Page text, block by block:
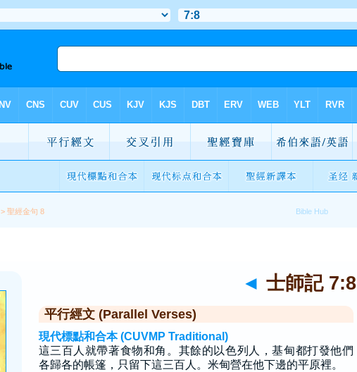
> 聖經金句 8
◄ 士師記 7:8
平行經文 (Parallel Verses)
現代標點和合本 (CUVMP Traditional)
這三百人就帶著食物和角。其餘的以色列人，基甸都打發他們
各歸各的帳篷，只留下這三百人。米甸營在他下邊的平原裡。